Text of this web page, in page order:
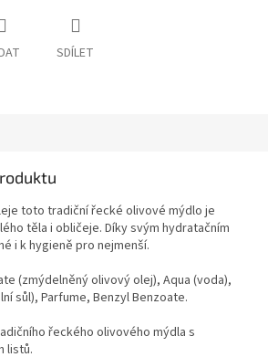
SDÍLET
toto tradiční řecké olivové mýdlo je
těla i obličeje. Díky svým hydratačním
i k hygieně pro nejmenší.
(zmýdelněný olivový olej), Aqua (voda),
sůl), Parfume, Benzyl Benzoate.
řeckého olivového mýdla s
listů.